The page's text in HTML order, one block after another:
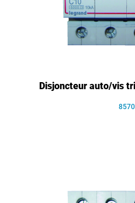
Disjoncteur auto/vis